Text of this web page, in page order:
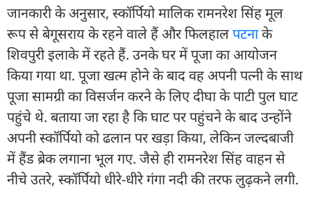
जानकारी के अनुसार, स्कॉर्पियो मालिक रामनरेश सिंह मूल
रूप से बेगूसराय के रहने वाले हैं और फिलहालपटनाके
शिवपुरी इलाके में रहते हैं. उनके घर में पूजा का आयोजन
किया गया था. पूजा खत्म होने के बाद वह अपनी पत्नी के साथ
पूजा सामग्री का विसर्जन करने के लिए दीघा के पाटी पुल घाट
पहुंचे थे. बताया जा रहा है कि घाट पर पहुंचने के बाद उन्होंने
अपनी स्कॉर्पियो को ढलान पर खड़ा किया, लेकिन जल्दबाजी
में हैंड ब्रेक लगाना भूल गए. जैसे ही रामनरेश सिंह वाहन से
नीचे उतरे, स्कॉर्पियो धीरे-धीरे गंगा नदी की तरफ लुढ़कने लगी.